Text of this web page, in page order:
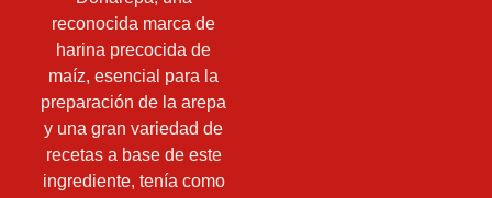
reconocida marca de
harina precocida de
maíz, esencial para la
preparación de la arepa
y una gran variedad de
recetas a base de este
ingrediente, tenía como